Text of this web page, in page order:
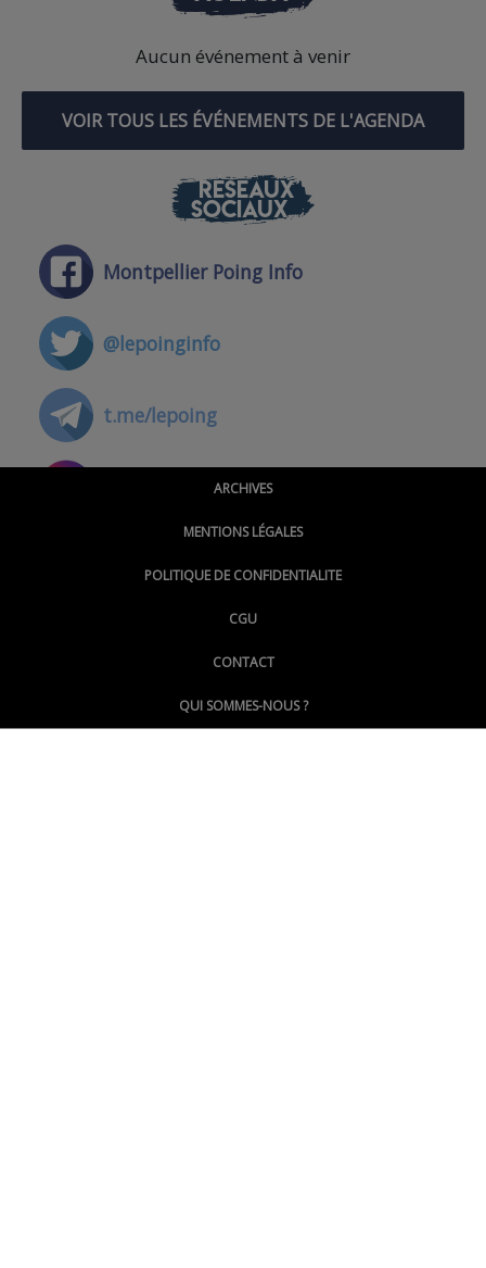
Aucun événement à venir
VOIR TOUS LES ÉVÉNEMENTS DE L'AGENDA
RÉSEAUX
SOCIAUX
Montpellier Poing Info
@lepoinginfo
t.me/lepoing
@montpellierpoinginfo
@LePoingMontpellier
ARCHIVES
MENTIONS LÉGALES
POLITIQUE DE CONFIDENTIALITE
CGU
CONTACT
QUI SOMMES-NOUS ?